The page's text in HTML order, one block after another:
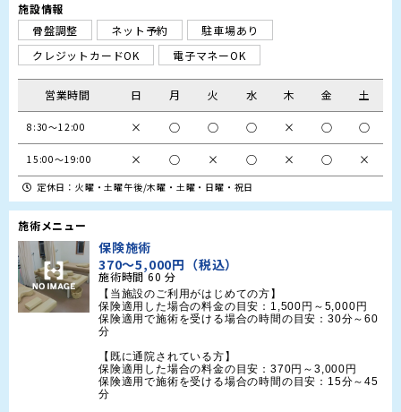
施設情報
骨盤調整
ネット予約
駐車場あり
クレジットカードOK
電子マネーOK
営業時間 日 月 火 水 木 金 土
8:30～12:00 × ○ ○ ○ × ○ ○
15:00～19:00 × ○ × ○ × ○ ×
定休日：火曜・土曜午後/木曜・土曜・日曜・祝日
施術メニュー
保険施術
370～5,000円（税込）
施術時間60 分
【当施設のご利用がはじめての方】
保険適用した場合の料金の目安：1,500円～5,000円
保険適用で施術を受ける場合の時間の目安：30分～60
分
【既に通院されている方】
保険適用した場合の料金の目安：370円～3,000円
保険適用で施術を受ける場合の時間の目安：15分～45
分